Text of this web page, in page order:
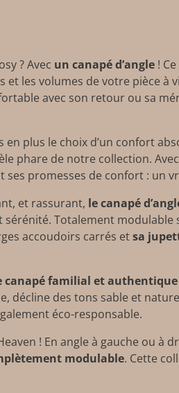
? Avec un canapé d’angle !
et les volumes de votre pièce
avec son retour ou sa
en plus le choix d’un confort
phare de notre collection.
promesses de confort : un
et rassurant, le canapé
Totalement modulable
accoudoirs carrés etsa
canapé familial et authentique
décline des tons sable et
éco-responsable.
! En angle à gauche ou à
modulable. Cette